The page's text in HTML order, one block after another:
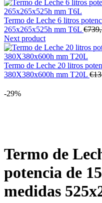
Termo de Leche 6 litros
265x265x525h mm T6L €
Next product
Termo de Leche 20 litros
380X380x600h mm T20L €
-29%
Termo de
potencia de
medidas